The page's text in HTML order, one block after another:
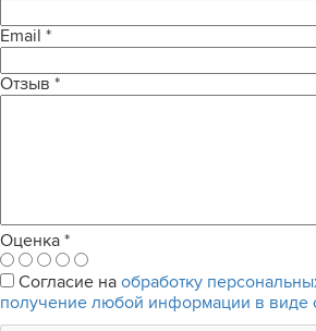
Email *
Отзыв *
Оценка *
Согласие на обработку
получение любой информации в виде